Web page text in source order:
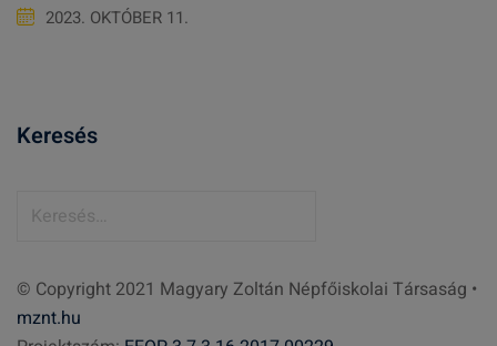
2023. OKTÓBER 11.
Keresés
e
s
© Copyright 2021 Magyary Zoltán Népfőiskolai Társaság •
mznt.hu